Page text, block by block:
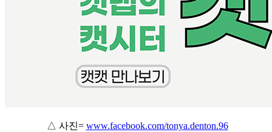
△ 사진= www.facebook.com/tonya.denton.96